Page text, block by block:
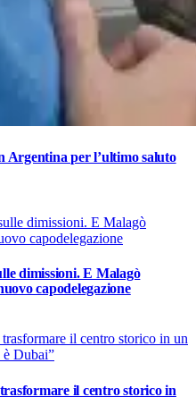
Argentina per l’ultimo saluto
dimissioni. E Malagò
capodelegazione
il centro storico in